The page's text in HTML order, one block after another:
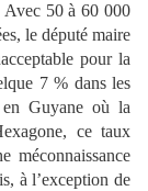
Avec 50 à 60 000
le député maire
pour la
7 % dans les
Guyane où la
ce taux
méconnaissance
à l’exception de